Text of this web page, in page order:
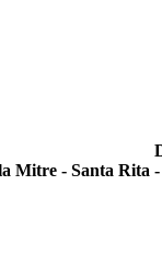
Mitre -­ Santa Rita